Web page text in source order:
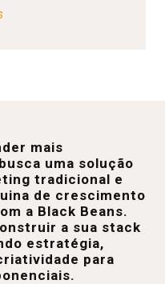
mais
uma solução
tradicional e
de crescimento
a Black Beans.
a sua stack
estratégia,
para